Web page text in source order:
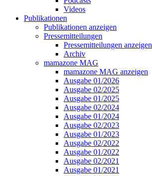
Videos
Publikationen
Publikationen anzeigen
Pressemitteilungen
Pressemitteilungen anzeigen
Archiv
mamazone MAG
mamazone MAG anzeigen
Ausgabe 01/2026
Ausgabe 02/2025
Ausgabe 01/2025
Ausgabe 02/2024
Ausgabe 01/2024
Ausgabe 02/2023
Ausgabe 01/2023
Ausgabe 02/2022
Ausgabe 01/2022
Ausgabe 02/2021
Ausgabe 01/2021